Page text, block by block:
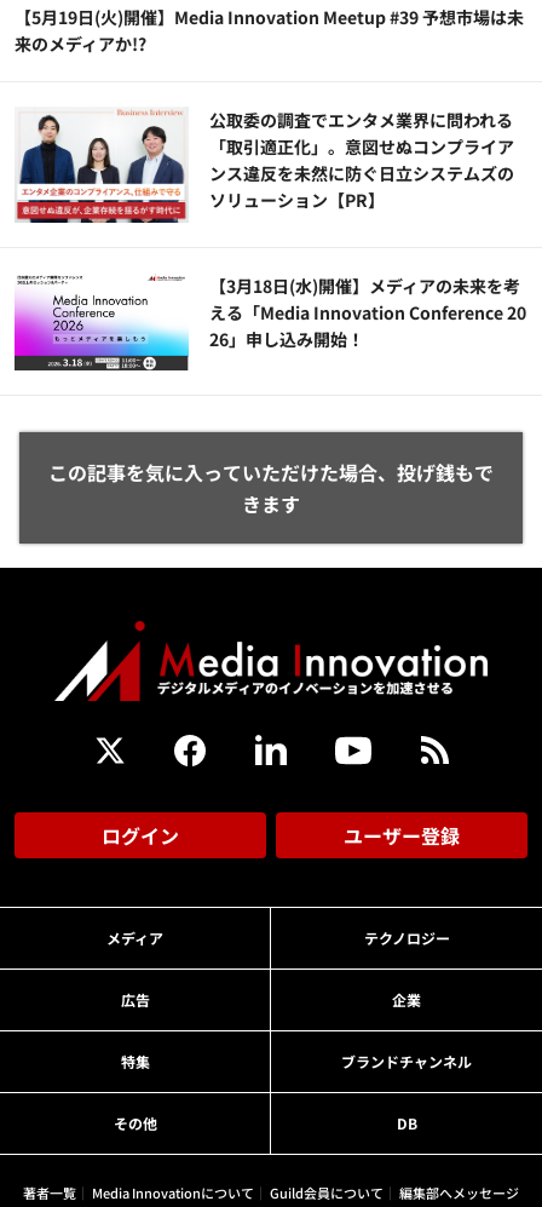
【5月19日(火)開催】Media Innovation Meetup #39 予想市場は未
来のメディアか!?
公​​取委の調査でエンタメ業界に問われる
「取引適正化」。意図せぬコンプライア
ンス違反を未然に防ぐ日立システムズの
ソリューション​【PR】
【3月18日(水)開催】メディアの未来を考
える「Media Innovation Conference 20
26」申し込み開始！
この記事を気に入っていただけた場合、投げ銭もで
きます
ログイン ユーザー登録
メディア テクノロジー
広告 企業
特集 ブランドチャンネル
その他 DB
著者一覧 Media Innovationについて Guild会員について 編集部へメッセージ